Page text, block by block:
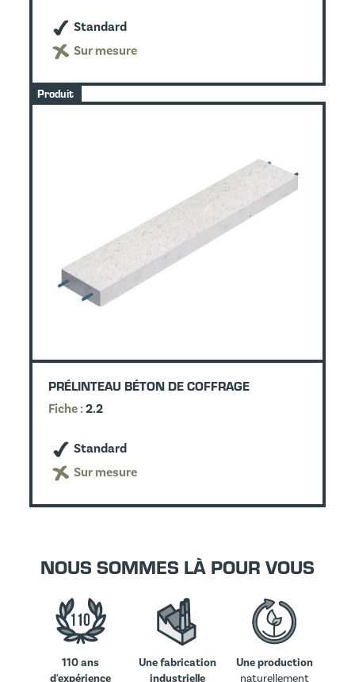
Standard
Sur mesure
Produit
PRÉLINTEAU BÉTON DE COFFRAGE
Fiche :2.2
Standard
Sur mesure
NOUS SOMMES LÀ POUR VOUS
110 ans
d'expérience
Une fabrication
industrielle
Une production
naturellement